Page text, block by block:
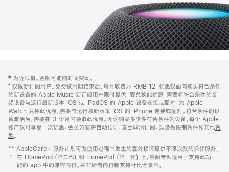
页
页
脚
注
‡ 为近似值。金额可能随时间变动。
⁺ 仅限新订阅用户。免费试用期结束后，每月收费为 RMB 12。优惠仅面向购买符合条件
的新设备的 Apple Music 新订阅用户限时提供。要兑换此优惠，需要将符合条件的音
频设备与运行最新版本 iOS 或 iPadOS 的 Apple 设备连接或配对。为 Apple
Watch 兑换此优惠，需要与运行最新版本 iOS 的 iPhone 连接或配对。符合条件的设
备激活后，需要在 3 个月内领取此优惠。无论购买多少件符合条件的设备，每个 Apple
账户仅可享受一次优惠。会员方案将自动续订，直至取消订阅。须遵循限制条件和其他条
款。
窗
口
中
** AppleCare+ 服务计划可为使用过程中发生的意外损坏提供不限次数的保修服务。
在 HomePod (第二代) 和 HomePod (第一代) 上，空间音频适用于支持此功
能的 app 中的兼容内容。并非所有内容都支持杜比全景声。